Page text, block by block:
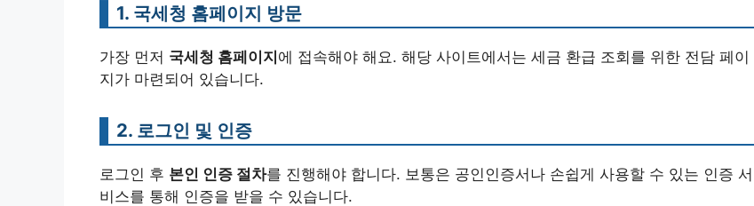
1. 국세청 홈페이지 방문
가장 먼저 국세청 홈페이지에 접속해야 해요. 해당 사이트에서는 세금 환급 조회를 위한 전담 페이
지가 마련되어 있습니다.
2. 로그인 및 인증
로그인 후 본인 인증 절차를 진행해야 합니다. 보통은 공인인증서나 손쉽게 사용할 수 있는 인증 서
비스를 통해 인증을 받을 수 있습니다.